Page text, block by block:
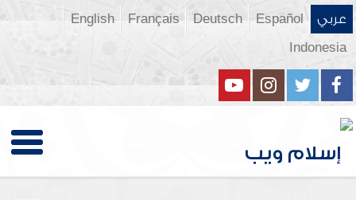
عربي Español
Deutsch
Français
English
Indonesia